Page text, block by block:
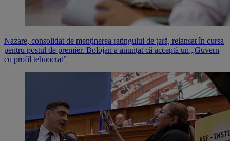
Nazare, consolidat de menținerea ratingului de țară, relansat în cursa
pentru postul de premier. Bolojan a anunțat că acceptă un „Guvern
cu profil tehnocrat”